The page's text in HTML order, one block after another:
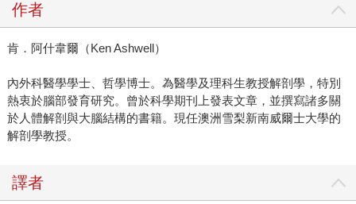
作者
肯．阿什韋爾（Ken Ashwell）
內外科醫學學士、哲學博士。為醫學及理科生教授解剖學，特別
熱衷於腦部發育研究。曾於科學期刊上發表文章，並撰寫諸多關
於人體解剖與大腦結構的書籍。現任澳洲雪梨新南威爾士大學的
解剖學教授。
譯者